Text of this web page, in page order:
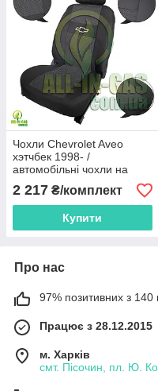
Чохли Chevrolet Aveo
хэтчбек 1998- /
автомобільні чохли на
Шевроле Авео "Nika"
2 217 ₴/комплект
Купити
Про нас
97% позитивних з 140
Працює з 28.12.2015
м. Харків
смт. Пісочин, пл. Ю.